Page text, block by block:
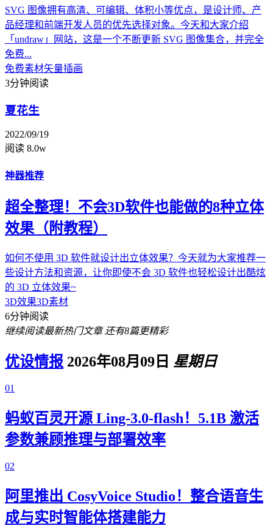
SVG 图像拥有高清、可编辑、体积小等优点，是设计师、产
品经理和前端开发人员的优先选择对象。今天和大家介绍
「undraw」网站，这是一个不断更新 SVG 图像集合，并完全
免费...
免费素材矢量插画
3分钟阅读
夏花生
2022/09/19
阅读 8.0w
神器推荐
超全整理！不会3D软件也能做的8种立体
效果（附教程）
如何不使用 3D 软件就设计出立体效果？今天就为大家推荐一
些设计方法和资源，让你即使不会 3D 软件也轻松设计出酷炫
的 3D 立体效果~
3D效果3D素材
6分钟阅读
继续阅读最新热门文章 还有8篇更精彩
优设情报 2026年08月09日 星期日
01
蚂蚁百灵开源 Ling-3.0-flash！5.1B 激活
参数兼顾推理与部署效率
02
阿里推出 CosyVoice Studio！整合语音生
成与实时智能体搭建能力